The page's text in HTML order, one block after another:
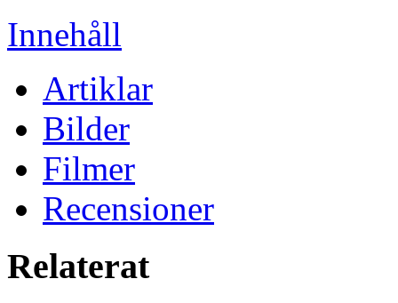
Innehåll
Artiklar
Bilder
Filmer
Recensioner
Relaterat